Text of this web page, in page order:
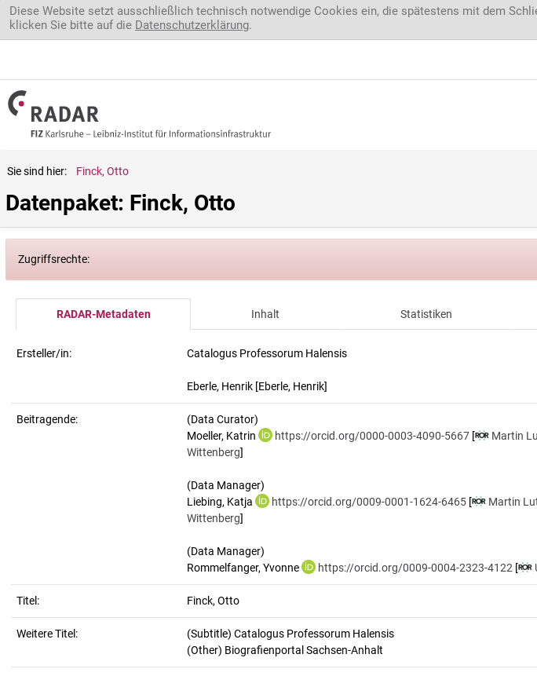
Direkt zum Inhalt
Diese Website setzt ausschließlich technisch notwendige Cookies ein, die spätestens mit dem
klicken Sie bitte auf die Datenschutzerklärung.
Sie sind hier: Finck, Otto
Datenpaket: Finck, Otto
Zugriffsrechte:
RADAR-Metadaten Inhalt Statistiken
Ersteller/in: Catalogus Professorum Halensis
Eberle, Henrik [Eberle, Henrik]
Beitragende:
(Data Curator)
Moeller, Katrin
https://orcid.org/0000-0003-4090-5667 [
Martin
Wittenberg]
(Data Manager)
Liebing, Katja
https://orcid.org/0009-0001-1624-6465 [
Martin
Wittenberg]
(Data Manager)
Rommelfanger, Yvonne
https://orcid.org/0009-0004-2323-4122 [
Titel: Finck, Otto
Weitere Titel:
(Subtitle) Catalogus Professorum Halensis
(Other) Biografienportal Sachsen-Anhalt